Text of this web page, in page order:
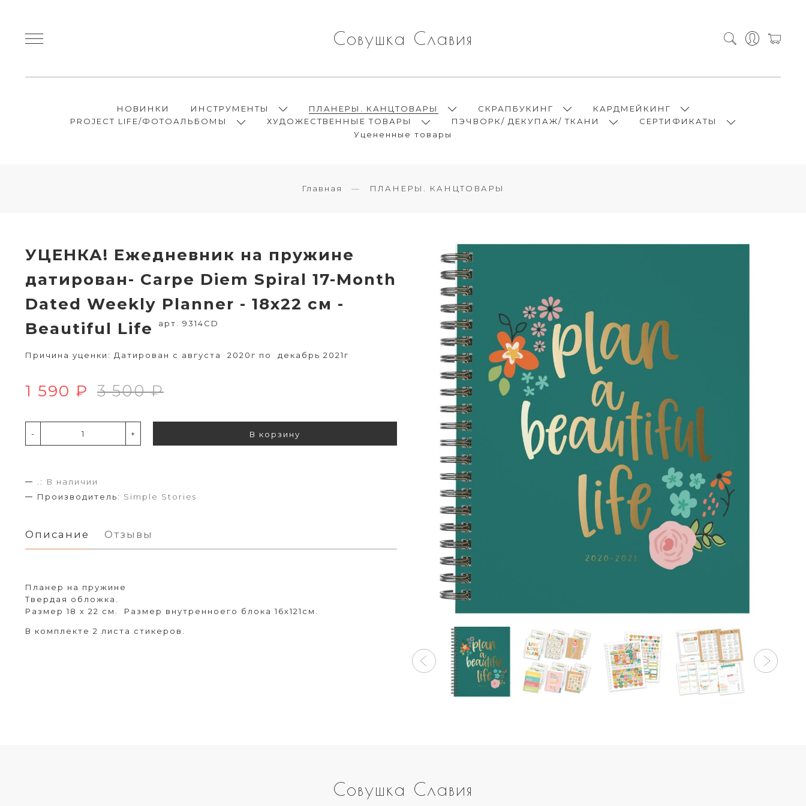
Совушка Славия
НОВИНКИ ИНСТРУМЕНТЫ ПЛАНЕРЫ. КАНЦТОВАРЫ СКРАПБУКИНГ
КАРДМЕЙКИНГ
PROJECT LIFE/ФОТОАЛЬБОМЫ
ХУДОЖЕСТВЕННЫЕ ТОВАРЫ ПЭЧВОРК/ ДЕКУПАЖ/ ТКАНИ
СЕРТИФИКАТЫ
Уцененные товары
Главная ПЛАНЕРЫ. КАНЦТОВАРЫ
УЦЕНКА! Ежедневник на пружине
датирован- Carpe Diem Spiral 17-Month
Dated Weekly Planner - 18х22 см -
Beautiful Life
арт. 9314CD
Причина уценки: Датирован с августа 2020г по декабрь 2021г
1 590 ₽ 3 500 ₽
- + В корзину
.:
В наличии
Производитель: Simple Stories
Описание Отзывы
Планер на пружине
Твердая обложка.
Размер 18 х 22 см. Размер внутренноего блока 16х121см.
В комплекте 2 листа стикеров.
Совушка Славия